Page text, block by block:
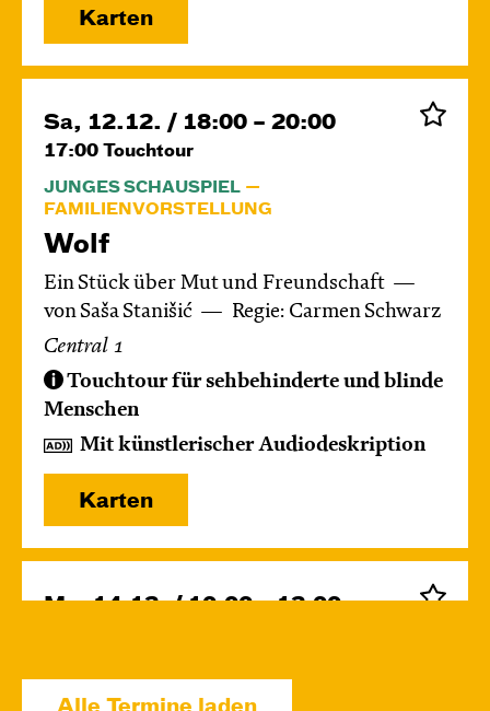
Karten
Sa, 12.12. / 18:00 – 20:00
17:00 Touchtour
JUNGES SCHAUSPIEL
FAMILIENVORSTELLUNG
Wolf
Ein Stück über Mut und Freundschaft
von Saša Stanišić
Regie: Carmen Schwarz
Central 1
Touchtour für sehbehinderte und blinde
Menschen
Mit künstlerischer Audiodeskription
Karten
Mo, 14.12. / 10:00 – 12:00
Wolf